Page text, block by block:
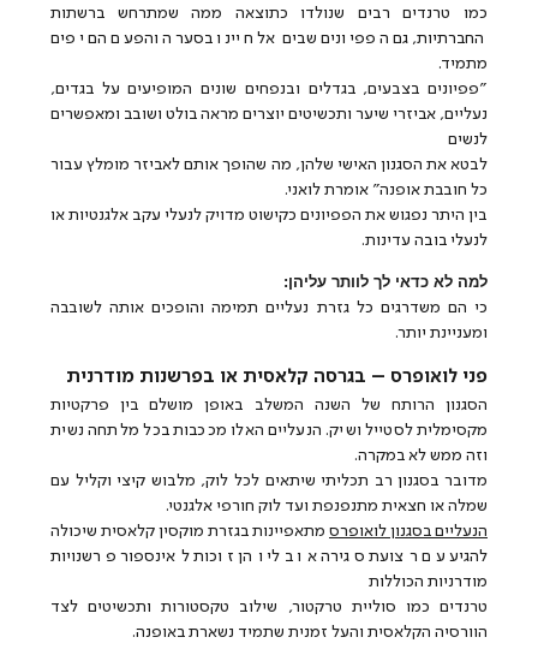
כמו טרנדים רבים שנולדו כתוצאה ממה שמתרחש ברשתות
החברתיות, גם הפפיונים שבים אל חיינו בסערה והפעם הם יפים
מתמיד.
"פפיונים בצבעים, בגדלים ובנפחים שונים המופיעים על בגדים,
נעליים, אביזרי שיער ותכשיטים יוצרים מראה בולט ושובב ומאפשרים
לנשים
לבטא את הסגנון האישי שלהן, מה שהופך אותם לאביזר מומלץ עבור
כל חובבת אופנה" אומרת לואני.
בין היתר נפגוש את הפפיונים כקישוט מדויק לנעלי עקב אלגנטיות או
לנעלי בובה עדינות.
למה לא כדאי לך לוותר עליהן:
כי הם משדרגים כל גזרת נעליים תמימה והופכים אותה לשובבה
ומעניינת יותר.
פני לואופרס – בגרסה קלאסית או בפרשנות מודרנית
הסגנון הרותח של השנה המשלב באופן מושלם בין פרקטיות
מקסימלית לסטייל ושיק. הנעליים האלו מככבות בכל מלתחה נשית
וזה ממש לא במקרה.
מדובר בסגנון רב תכליתי שיתאים לכל לוק, מלבוש קיצי וקליל עם
שמלה או חצאית מתנפנפת ועד לוק חורפי אלגנטי.
הנעליים בסגנון לואופרס מתאפיינות בגזרת מוקסין קלאסית שיכולה
להגיע עם רצועת סגירה או בלי והן זוכות לאינספור פרשנויות
מודרניות הכוללות
טרנדים כמו סוליית טרקטור, שילוב טקסטורות ותכשיטים לצד
הוורסיה הקלאסית והעל זמנית שתמיד נשארת באופנה.